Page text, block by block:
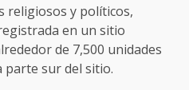
religiosos y políticos,
en un sitio
de 7,500 unidades
parte sur del sitio.